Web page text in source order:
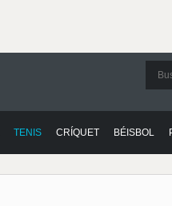
TENIS CRÍQUET BÉISBOL